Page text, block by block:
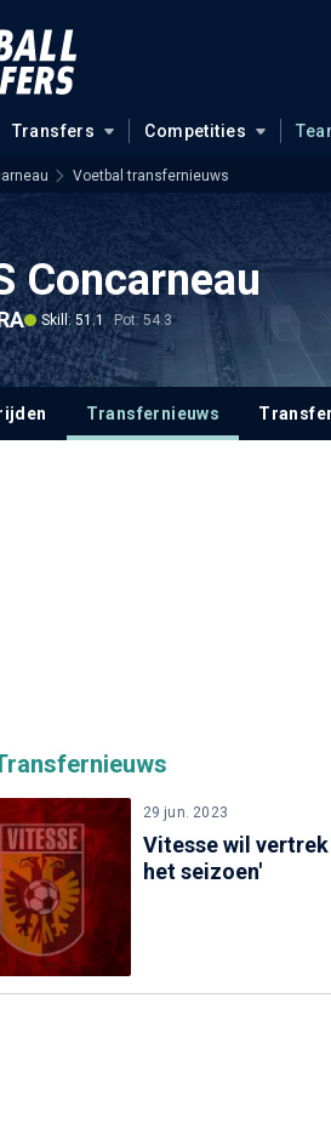
Transfers Competities
Voetbal transfernieuws
Concarneau
Skill: 51.1 Pot: 54.3
Transfernieuws
29 jun. 2023
Vitesse wil
het seizoen'